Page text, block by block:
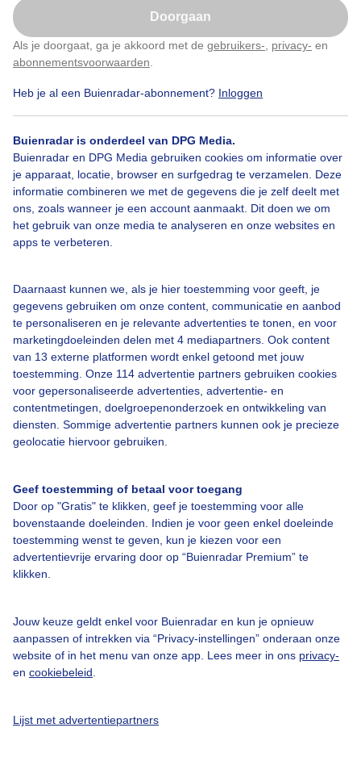
Doorgaan
Als je doorgaat, ga je akkoord met de gebruikers- privacy- en
abonnementsvoorwaarden
Heb je al een Buienradar-abonnement? Inloggen
Buienradar is onderdeel van DPG Media.
Buienradar en DPG Media gebruiken cookies om informatie over
je apparaat, locatie, browser en surfgedrag te verzamelen. Deze
informatie combineren we met de gegevens die je zelf deelt met
ons, zoals wanneer je een account aanmaakt. Dit doen we om
het gebruik van onze media te analyseren en onze websites en
apps te verbeteren.
Daarnaast kunnen we, als je hier toestemming voor geeft, je
gegevens gebruiken om onze content, communicatie en aanbod
te personaliseren en je relevante advertenties te tonen, en voor
marketingdoeleinden delen met 4 mediapartners. Ook content
van 13 externe platformen wordt enkel getoond met jouw
toestemming. Onze 114 advertentie partners gebruiken cookies
voor gepersonaliseerde advertenties, advertentie- en
contentmetingen, doelgroepenonderzoek en ontwikkeling van
diensten. Sommige advertentie partners kunnen ook je precieze
geolocatie hiervoor gebruiken.
Geef toestemming of betaal voor toegang
Door op "Gratis" te klikken, geef je toestemming voor alle
bovenstaande doeleinden. Indien je voor geen enkel doeleinde
toestemming wenst te geven, kun je kiezen voor een
advertentievrije ervaring door op “Buienradar Premium” te
klikken.
Jouw keuze geldt enkel voor Buienradar en kun je opnieuw
aanpassen of intrekken via “Privacy-instellingen” onderaan onze
website of in het menu van onze app. Lees meer in ons privacy-
en cookiebeleid
Lijst met advertentiepartners
Door: Lizzy Gemaakt: 11-05-2026, 38x bekeken
Bekijk slideshow
Over Buienradar
Bedrijfsgegevens
Contact
Toegankelijkheid
Gebruikersvoorwaarden
Privacy beleid
Cookie beleid
Gratis weerdata
Klik hierom dit aan te passen